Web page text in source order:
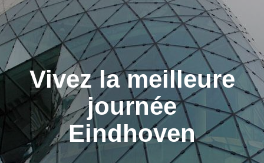
Vivez la meilleure
journée
Eindhoven